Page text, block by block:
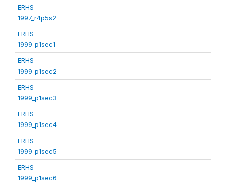
ERHS
1997_r4p5s2
ERHS
1999_p1sec1
ERHS
1999_p1sec2
ERHS
1999_p1sec3
ERHS
1999_p1sec4
ERHS
1999_p1sec5
ERHS
1999_p1sec6